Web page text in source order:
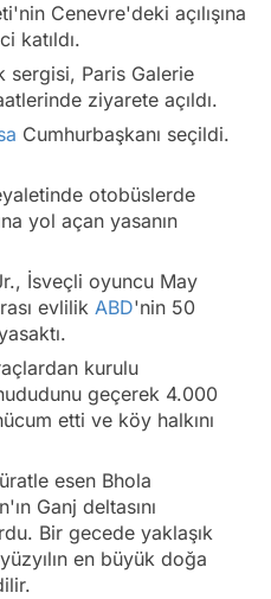
Cenevre'deki açılışına
katıldı.
sergisi, Paris Galerie
ziyarete açıldı.
Cumhurbaşkanı seçildi.
otobüslerde
yol açan yasanın
İsveçli oyuncu May
evlilik ABD'nin 50
kurulu
geçerek 4.000
etti ve köy halkını
esen Bhola
Ganj deltasını
Bir gecede yaklaşık
en büyük doğa